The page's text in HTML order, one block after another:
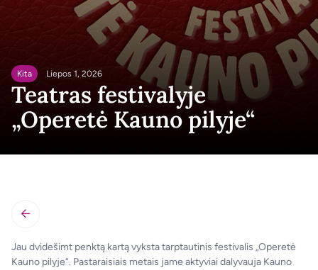
Kita Liepos 1, 2026
Teatras festivalyje
„Operetė Kauno pilyje“
Jau dvidešimt penktą kartą vyksta tarptautinis festivalis „Operetė
Kauno pilyje“. Pastaraisiais metais jame aktyviai dalyvauja Kauno